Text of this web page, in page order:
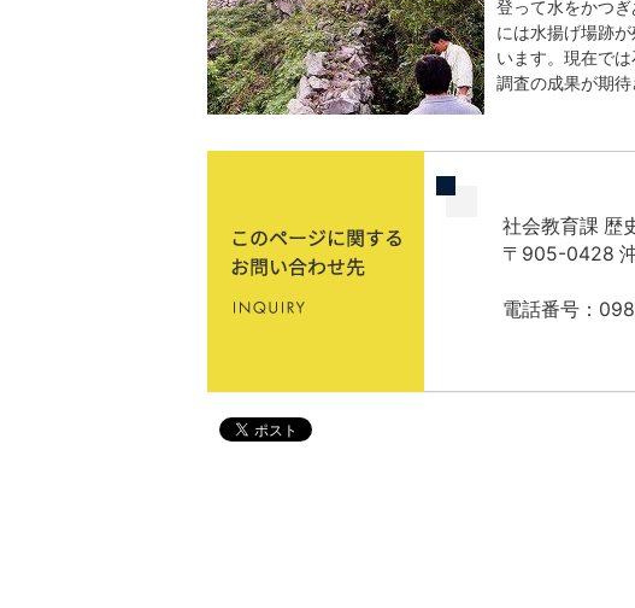
登って水をかつ
には水揚げ場跡
います。現在で
調査の成果が期待
社会教育課 歴
〒905-0428
電話番号：